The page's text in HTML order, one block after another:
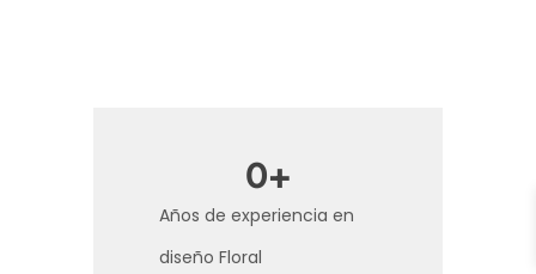
Años de experiencia en
diseño Floral
0+